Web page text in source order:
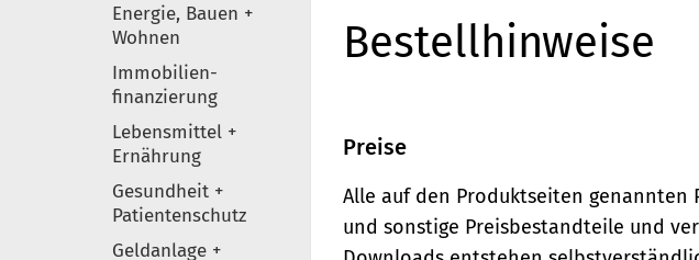
Elemente
Energie, Bauen +
Wohnen
Immobilien-
finanzierung
Lebensmittel +
Ernährung
Gesundheit +
Patientenschutz
Geldanlage +
Bestellhinweise
Preise
Alle auf den Produktseiten genannten
und sonstige Preisbestandteile und